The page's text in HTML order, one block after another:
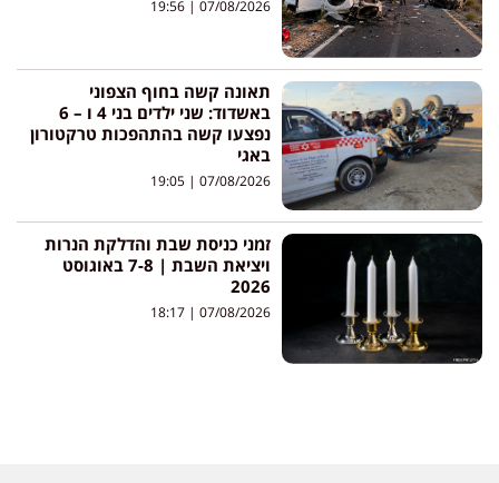
07/08/2026
תאונה קשה בחוף הצפוני
באשדוד: שני ילדים בני 4 ו – 6
נפצעו קשה בהתהפכות טרקטורון
באגי
07/08/2026
זמני כניסת שבת והדלקת הנרות
ויציאת השבת | 7-8 באוגוסט
2026
07/08/2026